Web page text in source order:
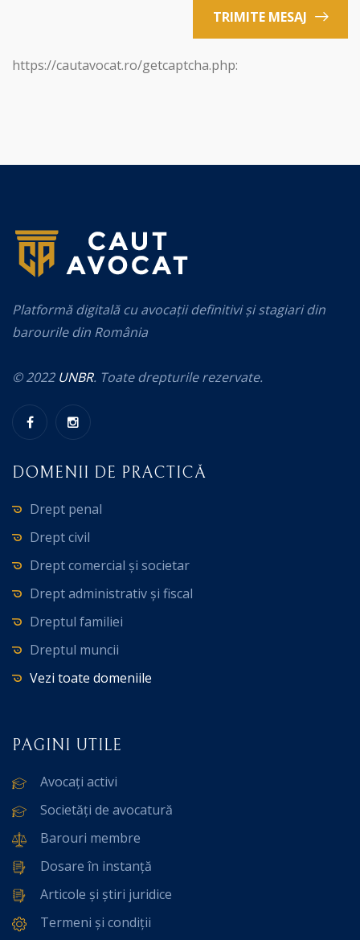
TRIMITE MESAJ
https://cautavocat.ro/getcaptcha.php:
Platformă digitală cu avocații definitivi și stagiari din
barourile din România
© 2022 UNBR. Toate drepturile rezervate.
DOMENII DE PRACTICĂ
Drept penal
Drept civil
Drept comercial și societar
Drept administrativ și fiscal
Dreptul familiei
Dreptul muncii
Vezi toate domeniile
PAGINI UTILE
Avocați activi
Societăți de avocatură
Barouri membre
Dosare în instanță
Articole și știri juridice
Termeni și condiții